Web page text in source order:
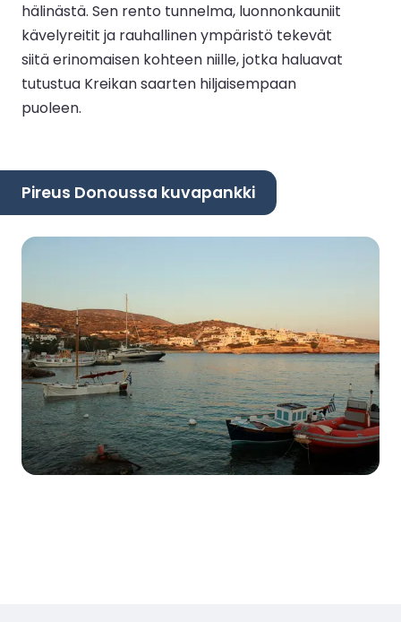
hälinästä. Sen rento tunnelma, luonnonkauniit
kävelyreitit ja rauhallinen ympäristö tekevät
siitä erinomaisen kohteen niille, jotka haluavat
tutustua Kreikan saarten hiljaisempaan
puoleen.
Pireus Donoussa kuvapankki